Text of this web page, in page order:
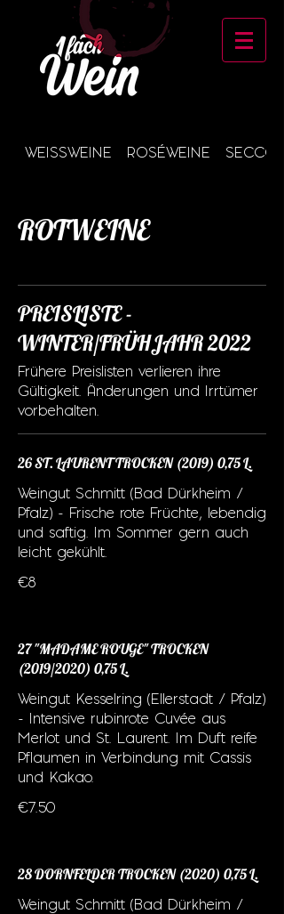
WEISSWEINE ROSÉWEINE SECCO
ROTWEINE
PREISLISTE -
WINTER/FRÜHJAHR 2022
Frühere Preislisten verlieren ihre
Gültigkeit. Änderungen und Irrtümer
vorbehalten.
26 ST. LAURENT TROCKEN (2019) 0,75 L.
Weingut Schmitt (Bad Dürkheim /
Pfalz) - Frische rote Früchte, lebendig
und saftig. Im Sommer gern auch
leicht gekühlt.
€8
27 "MADAME ROUGE" TROCKEN
(2019/2020) 0,75 L.
Weingut Kesselring (Ellerstadt / Pfalz)
- Intensive rubinrote Cuvée aus
Merlot und St. Laurent. Im Duft reife
Pflaumen in Verbindung mit Cassis
und Kakao.
€7.50
28 DORNFELDER TROCKEN (2020) 0,75 L.
Weingut Schmitt (Bad Dürkheim /